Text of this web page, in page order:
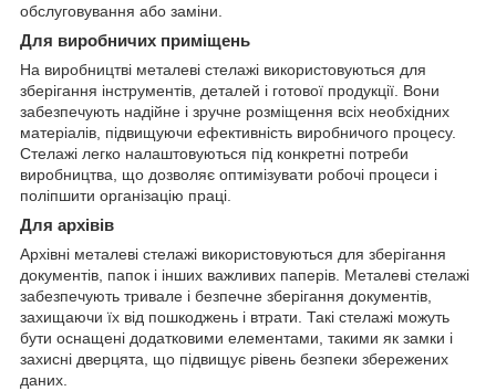
обслуговування або заміни.
Для виробничих приміщень
На виробництві металеві стелажі використовуються для
зберігання інструментів, деталей і готової продукції. Вони
забезпечують надійне і зручне розміщення всіх необхідних
матеріалів, підвищуючи ефективність виробничого процесу.
Стелажі легко налаштовуються під конкретні потреби
виробництва, що дозволяє оптимізувати робочі процеси і
поліпшити організацію праці.
Для архівів
Архівні металеві стелажі використовуються для зберігання
документів, папок і інших важливих паперів. Металеві стелажі
забезпечують тривале і безпечне зберігання документів,
захищаючи їх від пошкоджень і втрати. Такі стелажі можуть
бути оснащені додатковими елементами, такими як замки і
захисні дверцята, що підвищує рівень безпеки збережених
даних.